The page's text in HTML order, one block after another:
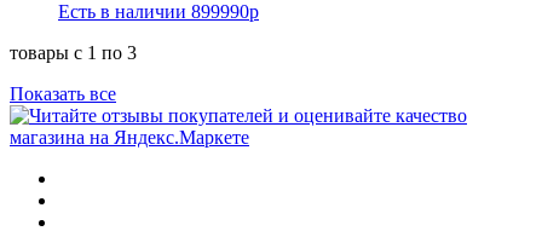
Есть в наличии 899990р
товары с 1 по 3
Показать все